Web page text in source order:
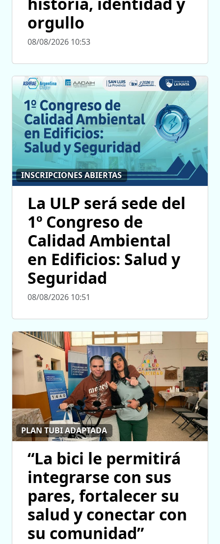
orgullo
08/08/2026 10:53
INSCRIPCIONES ABIERTAS
La ULP será sede del
1º Congreso de
Calidad Ambiental
en Edificios: Salud y
Seguridad
08/08/2026 10:51
PLAN TUBI ADAPTADA
“La bici le permitirá
integrarse con sus
pares, fortalecer su
salud y conectar con
su comunidad”